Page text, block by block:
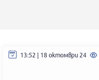
13:52 | 18 октомври 24